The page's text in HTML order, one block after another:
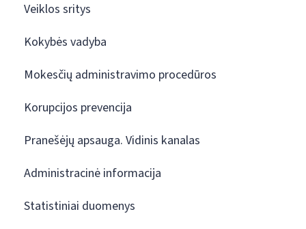
Veiklos sritys
Kokybės vadyba
Mokesčių administravimo procedūros
Korupcijos prevencija
Pranešėjų apsauga. Vidinis kanalas
Administracinė informacija
Statistiniai duomenys